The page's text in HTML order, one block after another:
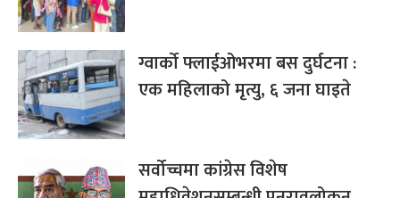
ग्वार्को फ्लाईओभरमा बस दुर्घटना :
एक महिलाको मृत्यु, ६ जना घाइते
सर्वोच्चमा कांग्रेस विशेष